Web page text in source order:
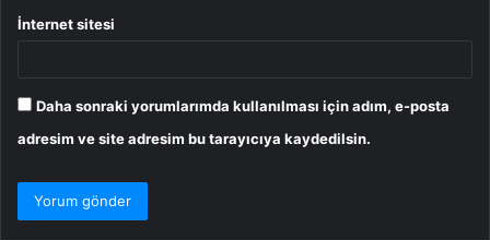
İnternet sitesi
Daha sonraki yorumlarımda kullanılması için adım, e-posta
adresim ve site adresim bu tarayıcıya kaydedilsin.